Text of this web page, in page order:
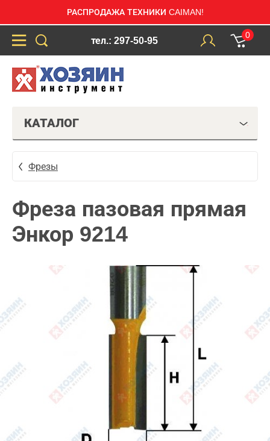
РАСПРОДАЖА ТЕХНИКИ CAIMAN!
тел.: 297-50-95
0
КАТАЛОГ
Фрезы
Фреза пазовая прямая
Энкор 9214